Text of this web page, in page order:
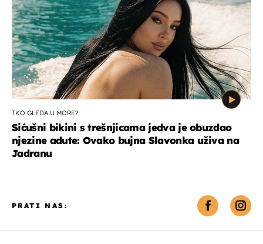
TKO GLEDA U MORE?
Sićušni bikini s trešnjicama jedva je obuzdao
njezine adute: Ovako bujna Slavonka uživa na
Jadranu
PRATI NAS: